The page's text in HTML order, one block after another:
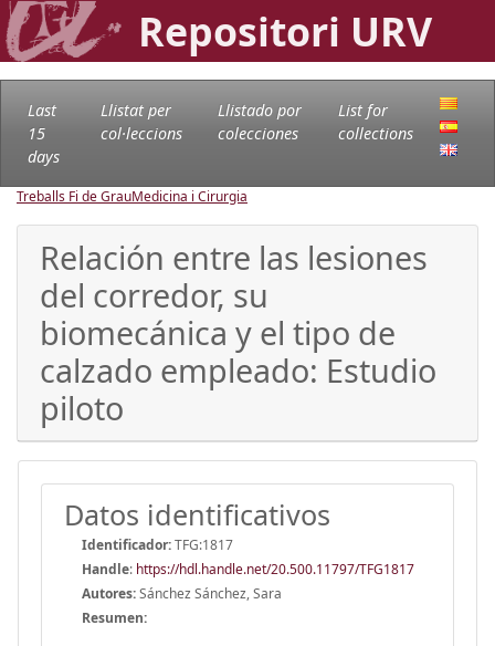
Repositori URV
Last
15
days
Llistat per
col·leccions
Llistado por
colecciones
List for
collections
Treballs Fi de GrauMedicina i Cirurgia
Relación entre las lesiones
del corredor, su
biomecánica y el tipo de
calzado empleado: Estudio
piloto
Datos identificativos
Identificador:TFG:1817
Handle: https://hdl.handle.net/20.500.11797/TFG1817
Autores:Sánchez Sánchez, Sara
Resumen: